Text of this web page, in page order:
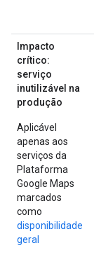
Impacto
crítico:
serviço
inutilizável na
produção
Aplicável
apenas aos
serviços da
Plataforma
Google Maps
marcados
como
disponibilidade
geral